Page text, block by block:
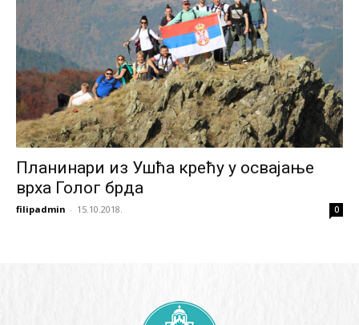
Планинари из Ушћа крећу у освајањe
врха Голог брда
filipadmin - 15.10.2018. 0